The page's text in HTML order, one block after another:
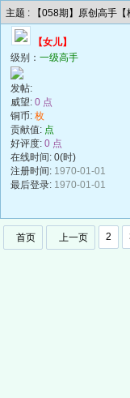
主题 : 【058期】原创高手
【女儿】
级别： 一级高手
发帖:
威望: 0 点
铜币: 枚
贡献值: 点
好评度: 0 点
在线时间: 0(时)
注册时间: 1970-01-01
最后登录: 1970-01-01
首页 上一页 2